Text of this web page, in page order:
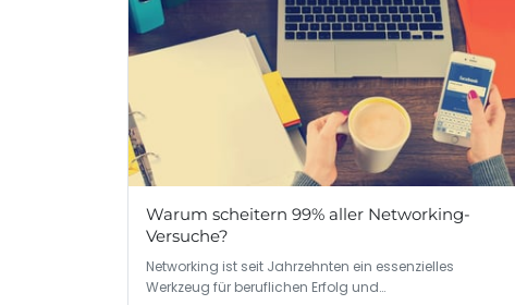
Warum scheitern 99% aller Networking-
Versuche?
Networking ist seit Jahrzehnten ein essenzielles
Werkzeug für beruflichen Erfolg und…